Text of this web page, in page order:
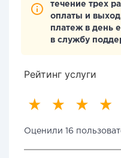
течение трех
оплаты и
платеж в день
в службу
Рейтинг услуги
Оценили 16